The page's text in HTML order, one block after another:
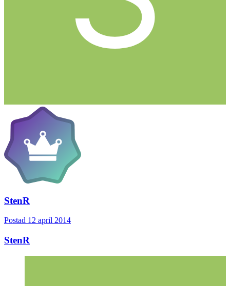
StenR
Postad 12 april 2014
StenR